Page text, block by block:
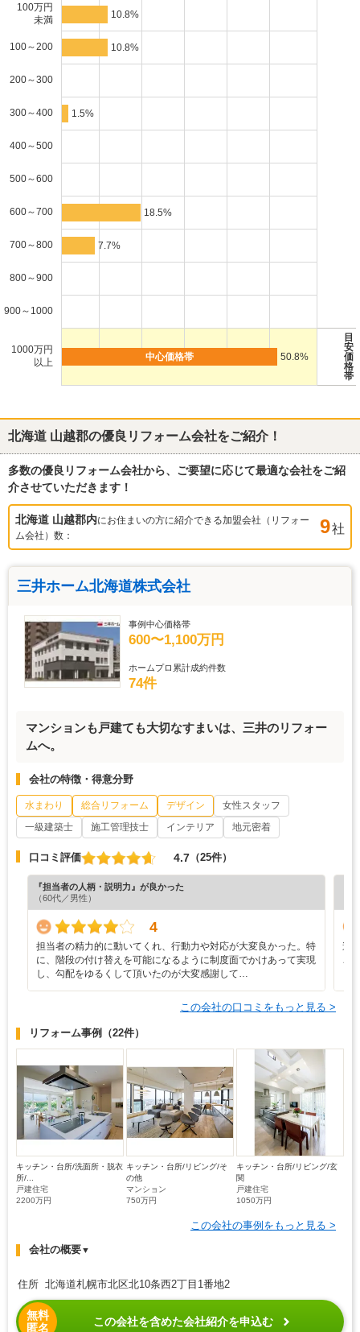
100万円
未満
10.8%
100～200 10.8%
200～300
300～400 1.5%
400～500
500～600
600～700 18.5%
700～800 7.7%
800～900
900～1000
1000万円
以上
50.8%
目
安
価
格
帯
北海道 山越郡の優良リフォーム会社をご紹介！
多数の優良リフォーム会社から、ご要望に応じて最適な会社をご紹
介させていただきます！
北海道 山越郡内にお住まいの方に紹介できる加盟会社（リフォー
ム会社）数：
9社
三井ホーム北海道株式会社
事例中心価格帯
600〜1,100万円
ホームプロ累計成約件数
74件
マンションも戸建ても大切なすまいは、三井のリフォー
ムへ。
会社の特徴・得意分野
水まわり 総合リフォーム デザイン
女性スタッフ
一級建築士
施工管理技士 インテリア 地元密着
口コミ評価 4.7 （25件）
『担当者の人柄・説明力』が良かった
（60代／男性）
4
担当者の精力的に動いてくれ、行動力や対応が大変良かった。特
に、階段の付け替えを可能になるように制度面でかけあって実現
し、勾配をゆるくして頂いたのが大変感謝して…
遠
ご
この会社の口コミをもっと見る >
リフォーム事例 （22件）
キッチン・台所/洗面所・脱衣
所/...
戸建住宅
2200万円
キッチン・台所/リビング/そ
の他
マンション
750万円
キッチン・台所/リビング/玄
関
戸建住宅
1050万円
この会社の事例をもっと見る >
会社の概要▼
住所 北海道札幌市北区北10条西2丁目1番地2
無料
匿名
この会社を含めた会社紹介を申込む